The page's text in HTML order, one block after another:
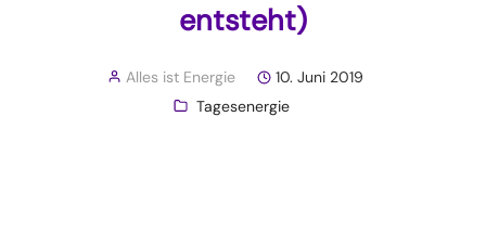
entsteht)
Alles ist Energie
10. Juni 2019
Tagesenergie